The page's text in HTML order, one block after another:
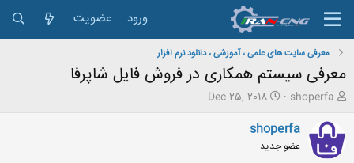
ورود عضویت
معرفی سایت های علمی ، آموزشی ، دانلود نرم افزار
معرفی سیستم همکاری در فروش فایل شاپرفا
ش
و
ع
ک
shoperfa
ت
ر
خ
Dec 25, 2018
shoperfa
عضو جدید